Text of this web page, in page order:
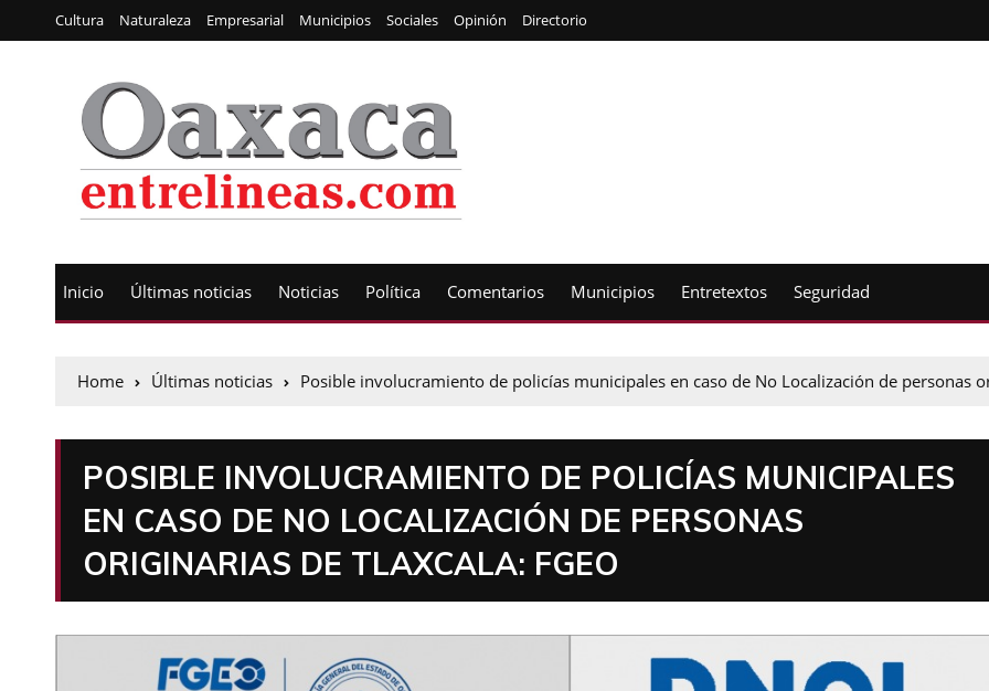
Cultura Naturaleza Empresarial Municipios Sociales Opinión Directorio
Inicio Últimas noticias Noticias Política Comentarios Municipios Entretextos Seguridad
Home Últimas noticias Posible involucramiento de policías municipales en caso de No Localización de personas
POSIBLE INVOLUCRAMIENTO DE POLICÍAS MUNICIPALES
EN CASO DE NO LOCALIZACIÓN DE PERSONAS
ORIGINARIAS DE TLAXCALA: FGEO